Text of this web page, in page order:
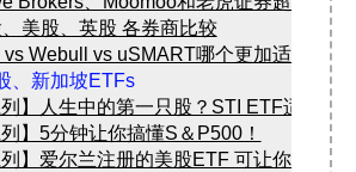
美股、英股 各券商比较
Webull vs uSMART哪个更加适合你？
美股、英股、新加坡ETFs
】人生中的第一只股？STI ETF适合小
】5分钟让你搞懂S＆P500！
】爱尔兰注册的美股ETF 可让你省下高